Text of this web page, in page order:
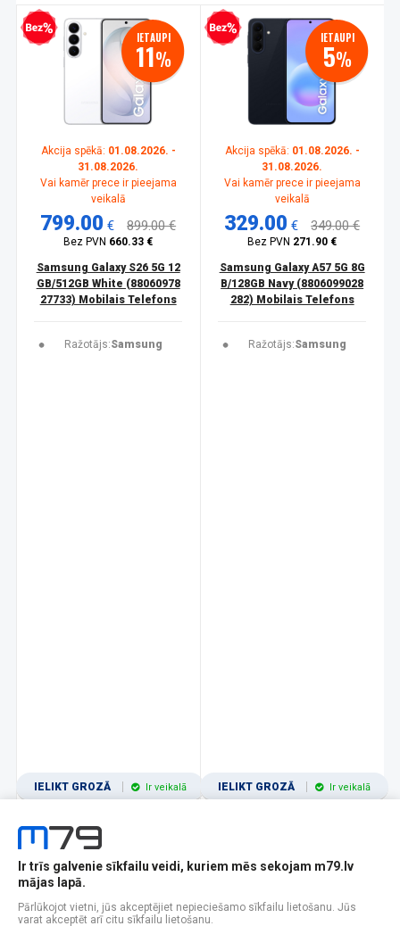
kredīts IETAUPI
11%
Akcija spēkā: 01.08.2026. -
31.08.2026.
Vai kamēr prece ir pieejama
veikalā
799.00 € 899.00 €
Bez PVN 660.33 €
Samsung Galaxy S26 5G 12
GB/512GB White (88060978
27733) Mobilais Telefons
Ražotājs:Samsung
IELIKT GROZĀ Ir veikalā
Bezprocentu kredīts IETAUPI
5%
Akcija spēkā: 01.08.2026. -
31.08.2026.
Vai kamēr prece ir pieejama
veikalā
329.00 € 349.00 €
Bez PVN 271.90 €
Samsung Galaxy A57 5G 8G
B/128GB Navy (8806099028
282) Mobilais Telefons
Ražotājs:Samsung
IELIKT GROZĀ Ir veikalā
1 2 3 4 5 6 7 8 9 10 11
Popularitātes Rādīt 12
Ir trīs galvenie sīkfailu veidi, kuriem mēs sekojam m79.lv
mājas lapā.
Pārlūkojot vietni, jūs akceptējiet nepieciešamo sīkfailu lietošanu. Jūs
varat akceptēt arī citu sīkfailu lietošanu.